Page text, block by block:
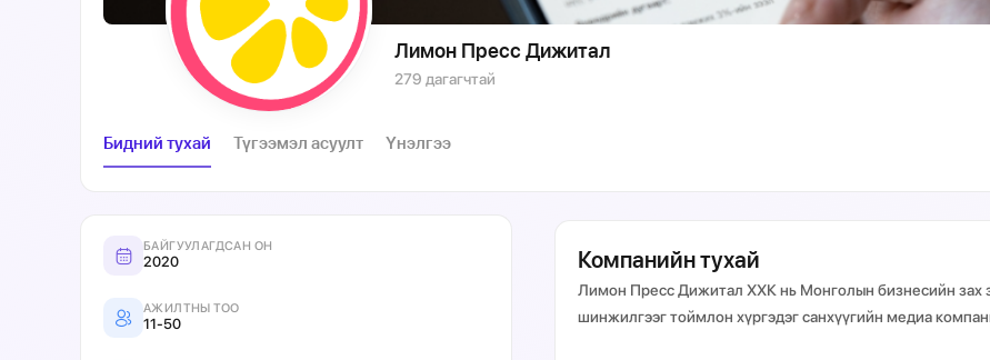
Лимон Пресс Дижитал
279 дагагчтай
Бидний тухай Түгээмэл асуулт Үнэлгээ
БАЙГУУЛАГДСАН ОН
2020
АЖИЛТНЫ ТОО
11-50
Компанийн тухай
Лимон Пресс Дижитал ХХК нь Монголын бизнесийн зах
шинжилгээг тоймлон хүргэдэг санхүүгийн медиа